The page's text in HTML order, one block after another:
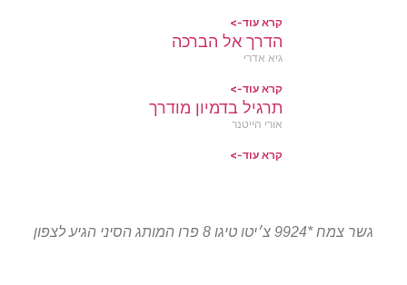
קרא עוד->
הדרך אל הברכה
גיא אדרי
קרא עוד->
תרגיל בדמיון מודרך
אורי הייטנר
קרא עוד->
גשר צמח *9924 צ׳יטו טיגו 8 פרו המותג הסיני הגיע לצפון